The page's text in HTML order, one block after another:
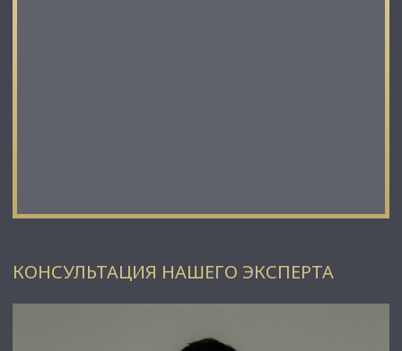
КОНСУЛЬТАЦИЯ НАШЕГО ЭКСПЕРТА